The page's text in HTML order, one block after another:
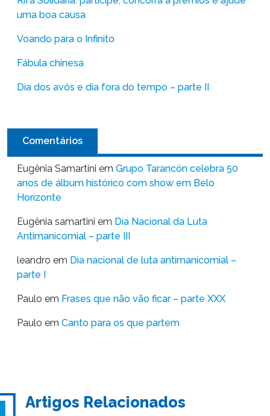
uma boa causa
Voando para o Infinito
Fábula chinesa
Dia dos avós e dia fora do tempo – parte II
Comentários
Eugênia Samartini em Grupo Tarancón celebra 50
anos de álbum histórico com show em Belo
Horizonte
Eugênia samartini em Dia Nacional da Luta
Antimanicomial – parte III
leandro em Dia nacional de luta antimanicomial –
parte I
Paulo em Frases que não vão ficar – parte XXX
Paulo em Canto para os que partem
Artigos Relacionados